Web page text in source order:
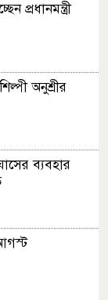
প্রধানমন্ত্রী
অনুশ্রীর
ব্যবহার
আগস্ট